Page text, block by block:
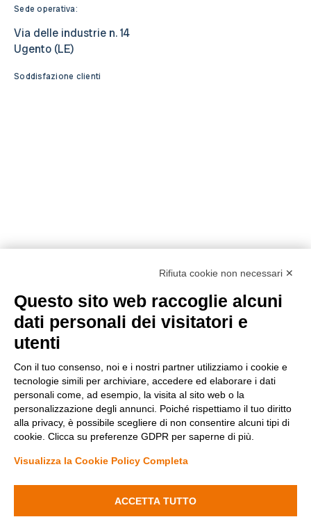
la
Aumenta
la
quantità
di
Sede operativa:
Via delle industrie n. 14
Ugento (LE)
Soddisfazione clienti
Metodi di pagamento
Privacy Policy
Rifiuta cookie non necessari ✕
Questo sito web raccoglie alcuni
dati personali dei visitatori e
utenti
Con il tuo consenso, noi e i nostri partner utilizziamo i cookie e
tecnologie simili per archiviare, accedere ed elaborare i dati
personali come, ad esempio, la visita al sito web o la
personalizzazione degli annunci. Poiché rispettiamo il tuo diritto
alla privacy, è possibile scegliere di non consentire alcuni tipi di
cookie. Clicca su preferenze GDPR per saperne di più.
Visualizza la Cookie Policy Completa
ACCETTA TUTTO